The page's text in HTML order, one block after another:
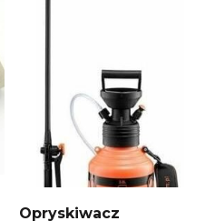
Opryskiwacz